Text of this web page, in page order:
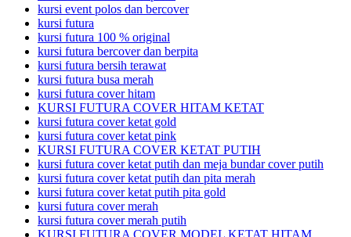
kursi event polos dan bercover
kursi futura
kursi futura 100 % original
kursi futura bercover dan berpita
kursi futura bersih terawat
kursi futura busa merah
kursi futura cover hitam
KURSI FUTURA COVER HITAM KETAT
kursi futura cover ketat gold
kursi futura cover ketat pink
KURSI FUTURA COVER KETAT PUTIH
kursi futura cover ketat putih dan meja bundar cover putih
kursi futura cover ketat putih dan pita merah
kursi futura cover ketat putih pita gold
kursi futura cover merah
kursi futura cover merah putih